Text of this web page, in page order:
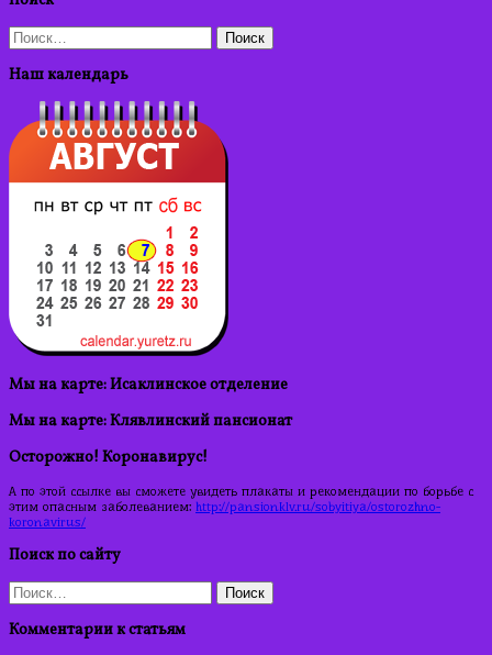
Найти:
Наш календарь
Мы на карте: Исаклинское отделение
Мы на карте: Клявлинский пансионат
Осторожно! Коронавирус!
А по этой ссылке вы сможете увидеть плакаты и рекомендации по борьбе с
этим опасным заболеванием: http://pansionklv.ru/sobyitiya/ostorozhno-
koronavirus/
Поиск по сайту
Найти:
Комментарии к статьям